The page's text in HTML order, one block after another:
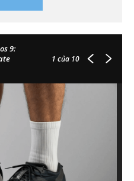
9:
1 của 10